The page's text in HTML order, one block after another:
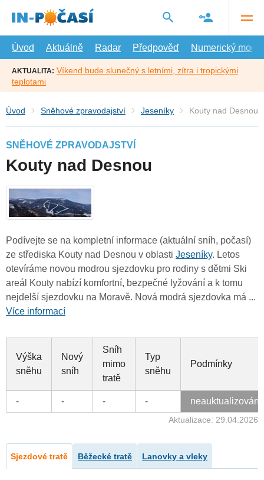
hlavní
Úvod
Aktuálně Radar Předpověď Numerický model
AKTUALITA: Víkend bude slunečný s letními, zítra i tropickými
teplotami
Úvod Sněhové zpravodajství Jeseníky Kouty nad Desnou
SNĚHOVÉ ZPRAVODAJSTVÍ
Kouty nad Desnou
Podívejte se na kompletní informace (aktuální sníh, počasí)
ze střediska Kouty nad Desnou v oblasti Jeseníky. Letos
otevíráme novou modrou sjezdovku pro rodiny s dětmi Ski
areál Kouty nabízí komfortní, bezpečné lyžování a k tomu
nejdelší sjezdovku na Moravě. Nová modrá sjezdovka má ...
Více informací
Výška
sněhu
Nový
sníh
Sníh
mimo
tratě
Typ
sněhu
Podmínky
- - - - neauktualizováno
Aktualizace: 29.04.2026
Sjezdové tratě Běžecké tratě Lanovky a vleky